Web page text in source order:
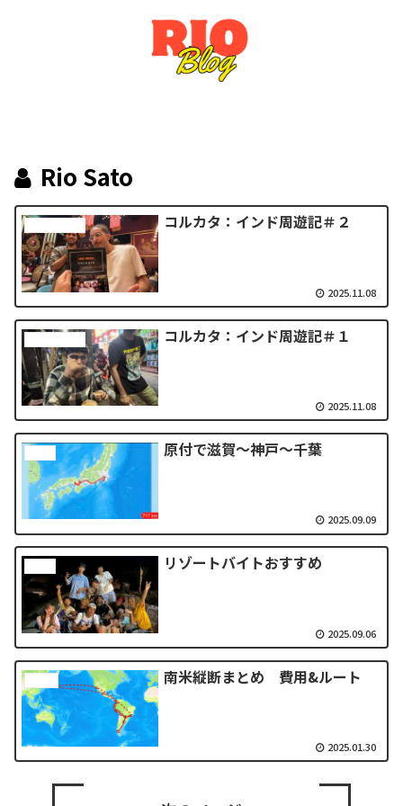
Rio Sato
コルカタ：インド周遊記＃２
2025.11.08
コルカタ：インド周遊記＃１
2025.11.08
原付で滋賀〜神戸〜千葉
2025.09.09
リゾートバイトおすすめ
2025.09.06
南米縦断まとめ 費用&ルート
2025.01.30